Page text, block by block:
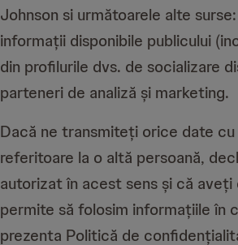
Johnson si următoarele alte
informații disponibile publicului
din profilurile dvs. de socializare
parteneri de analiză și marketing.
Dacă ne transmiteți orice date
referitoare la o altă persoană,
autorizat în acest sens și că aveți
permite să folosim informațiile în
prezenta Politică de